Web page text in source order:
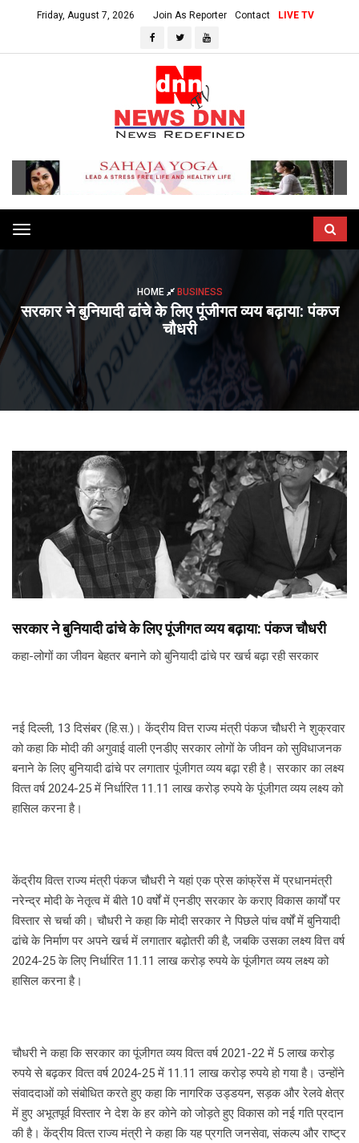
Friday, August 7, 2026 Join As Reporter Contact LIVE TV
Toggle
navigation
HOME BUSINESS
सरकार ने बुनियादी ढांचे के लिए पूंजीगत व्यय बढ़ाया: पंकज
चौधरी
सरकार ने बुनियादी ढांचे के लिए पूंजीगत व्यय बढ़ाया: पंकज चौधरी
कहा-लोगों का जीवन बेहतर बनाने को बुनियादी ढांचे पर खर्च बढ़ा रही सरकार
नई दिल्ली, 13 दिसंबर (हि.स.)। केंद्रीय वित्त राज्य मंत्री पंकज चौधरी ने शुक्रवार
को कहा कि मोदी की अगुवाई वाली एनडीए सरकार लोगों के जीवन को सुविधाजनक
बनाने के लिए बुनियादी ढांचे पर लगातार पूंजीगत व्यय बढ़ा रही है। सरकार का लक्ष्‍य
वित्‍त वर्ष 2024-25 में निर्धारित 11.11 लाख करोड़ रुपये के पूंजीगत व्यय लक्ष्य को
हासिल करना है।
केंद्रीय वित्‍त राज्‍य मंत्री पंकज चौधरी ने यहां एक प्रेस कांफ्रेंस में प्रधानमंत्री
नरेन्द्र मोदी के नेतृत्व में बीते 10 वर्षों में एनडीए सरकार के कराए विकास कार्यों पर
विस्तार से चर्चा की। चौधरी ने कहा कि मोदी सरकार ने पिछले पांच वर्षों में बुनियादी
ढांचे के निर्माण पर अपने खर्च में लगातार बढ़ोतरी की है, जबकि उसका लक्ष्य वित्त वर्ष
2024-25 के लिए निर्धारित 11.11 लाख करोड़ रुपये के पूंजीगत व्यय लक्ष्य को
हासिल करना है।
चौधरी ने कहा कि सरकार का पूंजीगत व्यय वित्‍त वर्ष 2021-22 में 5 लाख करोड़
रुपये से बढ़कर वित्‍त वर्ष 2024-25 में 11.11 लाख करोड़ रुपये हो गया है। उन्‍होंने
संवाददाओं को संबोधित करते हुए कहा कि नागरिक उड्डयन, सड़क और रेलवे क्षेत्र
में हुए अभूतपूर्व विस्तार ने देश के हर कोने को जोड़ते हुए विकास को नई गति प्रदान
की है। केंद्रीय वित्‍त राज्‍य मंत्री ने कहा कि यह प्रगति जनसेवा, संकल्प और राष्ट्र